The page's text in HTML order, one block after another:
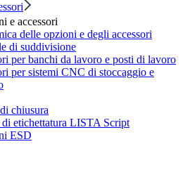
e accessori
delle opzioni e degli accessori
di suddivisione
per banchi da lavoro e posti di lavoro
per sistemi CNC di stoccaggio e
chiusura
di etichettatura LISTA Script
ESD